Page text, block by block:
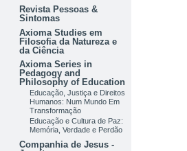
Revista Pessoas &
Sintomas
Axioma Studies em
Filosofia da Natureza e
da Ciência
Axioma Series in
Pedagogy and
Philosophy of Education
Educação, Justiça e Direitos
Humanos: Num Mundo Em
Transformação
Educação e Cultura de Paz:
Memória, Verdade e Perdão
Companhia de Jesus -